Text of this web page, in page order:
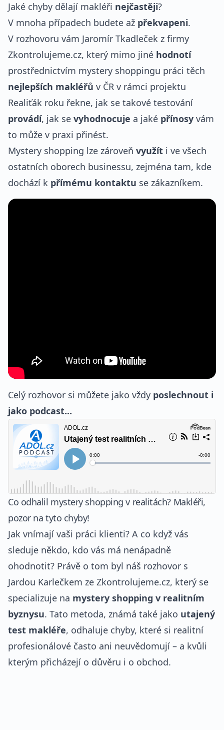
Jaké chyby dělají makléři nejčastěji?
V mnoha případech budete až překvapeni.
V rozhovoru vám Jaromír Tkadleček z firmy
Zkontrolujeme.cz, který mimo jiné hodnotí
prostřednictvím mystery shoppingu práci těch
nejlepších makléřů v ČR v rámci projektu
Realiťák roku řekne, jak se takové testování
provádí, jak se vyhodnocuje a jaké přínosy vám
to může v praxi přinést.
Mystery shopping lze zároveň využít i ve všech
ostatních oborech businessu, zejména tam, kde
dochází k přímému kontaktu se zákazníkem.
Celý rozhovor si můžete jako vždy poslechnout i
jako podcast...
Co odhalil mystery shopping v realitách? Makléři,
pozor na tyto chyby!
Jak vnímají vaši práci klienti? A co když vás
sleduje někdo, kdo vás má nenápadně
ohodnotit? Právě o tom byl náš rozhovor s
Jardou Karlečkem ze Zkontrolujeme.cz, který se
specializuje na mystery shopping v realitním
byznysu. Tato metoda, známá také jako utajený
test makléře, odhaluje chyby, které si realitní
profesionálové často ani neuvědomují – a kvůli
kterým přicházejí o důvěru i o obchod.